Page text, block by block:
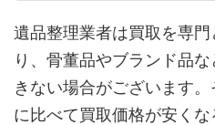
遺品整理業者は買取を専
り、骨董品やブランド品
きない場合がございます
に比べて買取価格が安くな